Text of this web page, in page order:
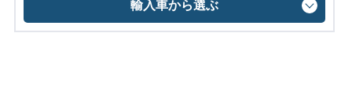
輸入車から選ぶ